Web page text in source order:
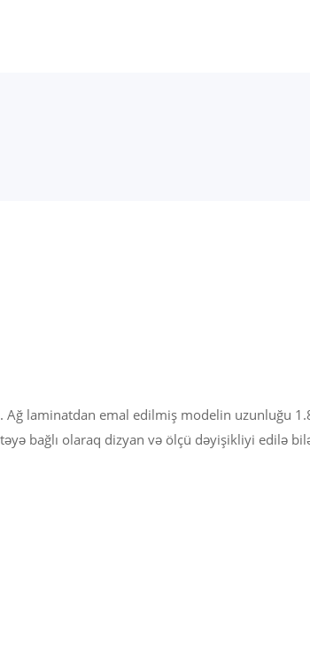
Ağ laminatdan emal edilmiş modelin uzunluğu
bağlı olaraq dizyan və ölçü dəyişikliyi edilə